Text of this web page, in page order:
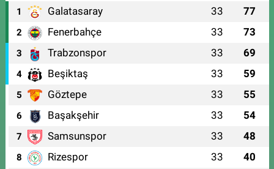
1 Galatasaray 33 77
2 Fenerbahçe 33 73
3 Trabzonspor 33 69
4 Beşiktaş 33 59
5 Göztepe 33 55
6 Başakşehir 33 54
7 Samsunspor 33 48
8 Rizespor 33 40